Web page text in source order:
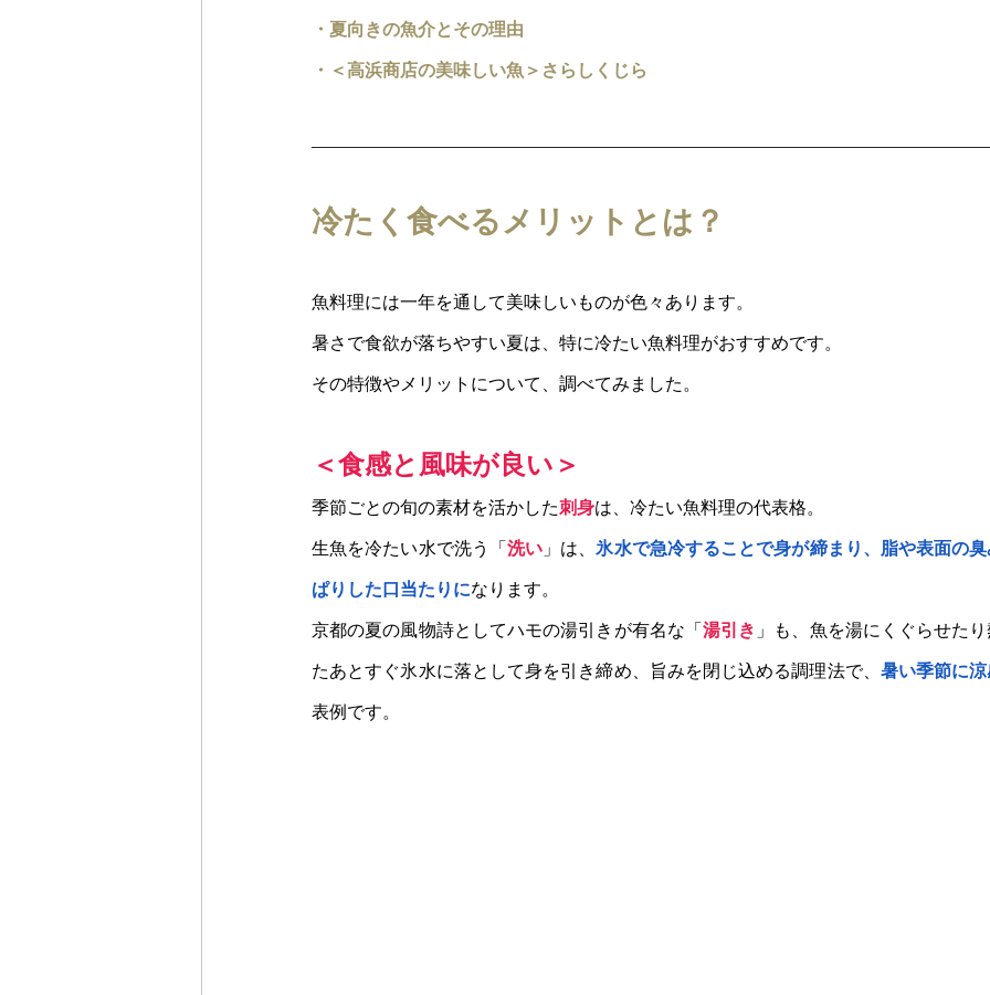
・ 夏向きの魚介とその理由
・＜高浜商店の美味しい魚＞ さらしくじら
冷たく食べるメリットとは？
魚料理には一年を通して美味しいものが色々あります。
暑さで食欲が落ちやすい夏は、特に冷たい魚料理がおすすめです。
その特徴やメリットについて、調べてみました。
＜食感と風味が良い＞
季節ごとの旬の素材を活かした刺身は、冷たい魚料理の代表格。
生魚を冷たい水で洗う「洗い 」は、 氷水で急冷することで身が締まり、脂や表面の
ぱりした口当たりになります。
京都の夏の風物詩としてハモの湯引きが有名な「湯引き 」も、魚を湯にくぐらせた
たあとすぐ氷水に落として身を引き締め、旨みを閉じ込める調理法で、 暑い季節に
表例です。